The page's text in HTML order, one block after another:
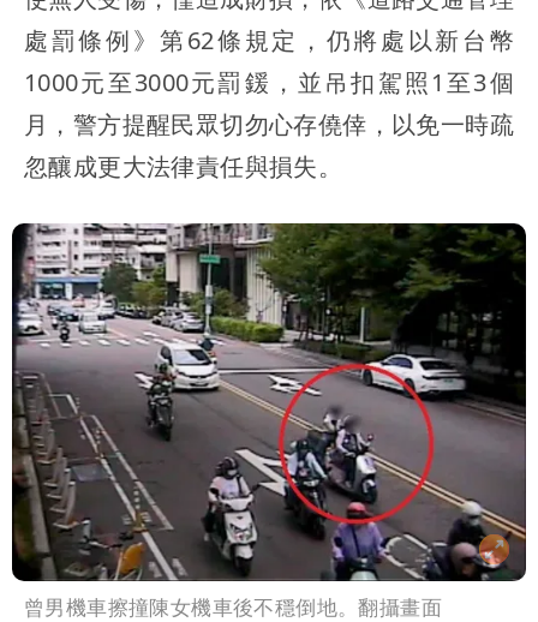
處罰條例》第62條規定，仍將處以新台幣
1000元至3000元罰鍰，並吊扣駕照1至3個
月，警方提醒民眾切勿心存僥倖，以免一時疏
忽釀成更大法律責任與損失。
曾男機車擦撞陳女機車後不穩倒地。翻攝畫面